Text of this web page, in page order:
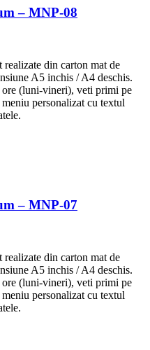
– MNP-08
din carton mat de
A5 inchis / A4 deschis.
(luni-vineri), veti primi pe
personalizat cu textul
– MNP-07
din carton mat de
A5 inchis / A4 deschis.
(luni-vineri), veti primi pe
personalizat cu textul